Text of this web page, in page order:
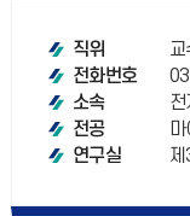
직위
교
전화번호
소속
전공
연구실